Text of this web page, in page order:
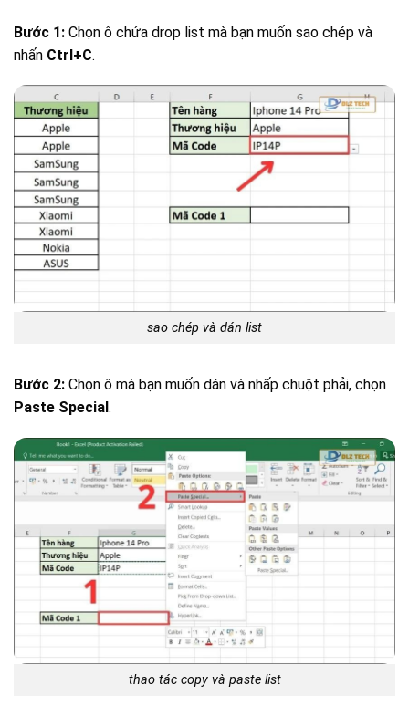
Bước 1: Chọn ô chứa drop list mà bạn muốn sao chép và
nhấn Ctrl+C.
sao chép và dán list
Bước 2: Chọn ô mà bạn muốn dán và nhấp chuột phải, chọn
Paste Special.
thao tác copy và paste list